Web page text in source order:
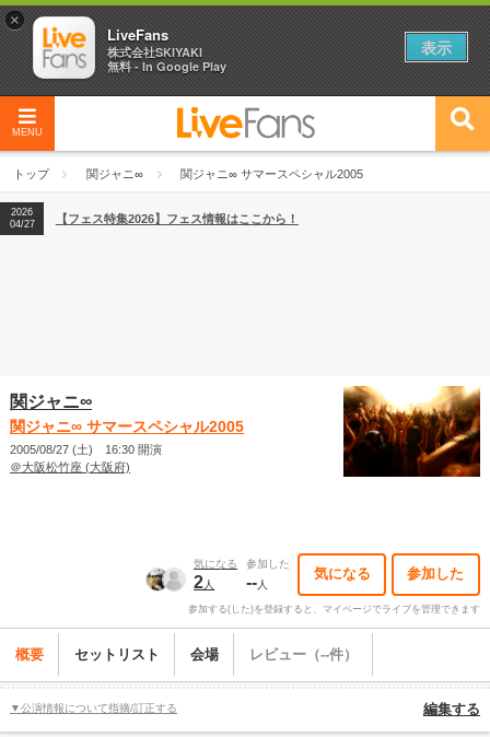
MENU
トップ 関ジャニ∞ 関ジャニ∞ サマースペシャル2005
2026
04/27
2026
【ライブ動員ランキング】2026年上半期編発表！
2026
04/27
【フェス特集2026】フェス情報はここから！
関ジャニ∞
関ジャニ∞ サマースペシャル2005
2005/08/27 (土) 16:30 開演
＠大阪松竹座 (大阪府)
気になる
2人
参加した
--人
気になる 参加した
参加する(した)を登録すると、マイページでライブを管理できます
概要 セットリスト 会場 レビュー（--件）
▼公演情報について指摘/訂正する 編集する
×
LiveFans
株式会社SKIYAKI
無料 - In Google Play
表示